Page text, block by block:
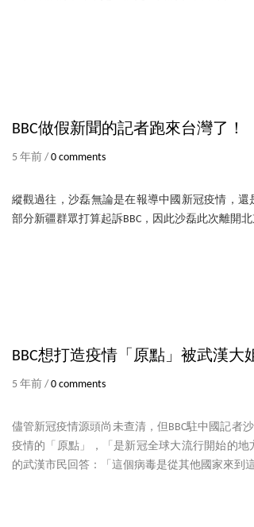
BBC做假新聞的記者跑來台灣了！
5 年前 / 0 comments
縱觀過往，沙磊無論是在報導中國新冠疫情，
部分新疆群眾打算起訴BBC，因此沙磊此次離開
BBC想打造疫情「原點」被武漢大
5 年前 / 0 comments
儘管新冠疫情源頭尚未查清，但BBC駐中國記者
疫情的「原點」，「是新冠全球大流行開始的
的武漢市民回答：「這個病毒是從其他國家來到